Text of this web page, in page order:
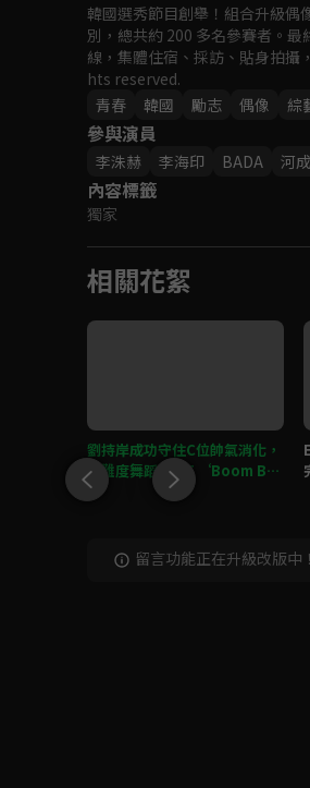
韓國選秀節目創舉！組合升級偶
別，總共約 200 多名參賽者。
線，集體住宿、採訪、貼身拍
hts reserved.
青春
韓國 勵志 偶像 綜
參與演員
李洙赫 李海印 BADA 河
內容標籤
獨家
相關花絮
劉持岸成功守住C位帥氣消化，
高難度舞蹈RIIZE ‘Boom Bo
om Bass’舞台
留言功能正在升級改版中